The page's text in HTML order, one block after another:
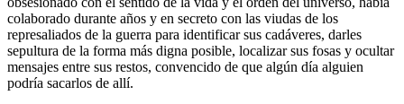
colaborado durante años y en secreto con las viudas de los
represaliados de la guerra para identificar sus cadáveres, darles
sepultura de la forma más digna posible, localizar sus fosas y ocultar
mensajes entre sus restos, convencido de que algún día alguien
podría sacarlos de allí.